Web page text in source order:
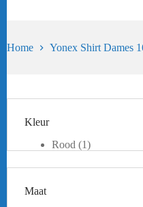
Home Yonex Shirt Dames
Kleur
Rood (1)
Maat